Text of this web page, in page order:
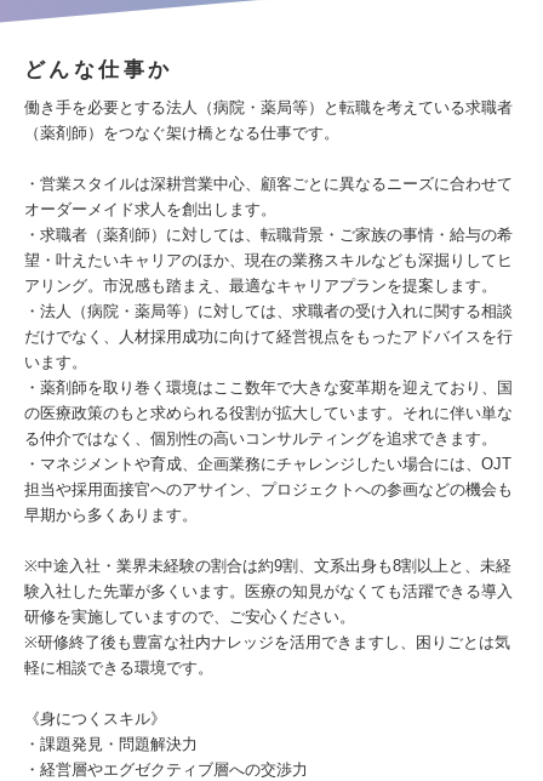
どんな仕事か
働き手を必要とする法人（病院・薬局等）と転職を考えている求職者
（薬剤師）をつなぐ架け橋となる仕事です。
・営業スタイルは深耕営業中心、顧客ごとに異なるニーズに合わせて
オーダーメイド求人を創出します。
・求職者（薬剤師）に対しては、転職背景・ご家族の事情・給与の希
望・叶えたいキャリアのほか、現在の業務スキルなども深掘りしてヒ
アリング。市況感も踏まえ、最適なキャリアプランを提案します。
・法人（病院・薬局等）に対しては、求職者の受け入れに関する相談
だけでなく、人材採用成功に向けて経営視点をもったアドバイスを行
います。
・薬剤師を取り巻く環境はここ数年で大きな変革期を迎えており、国
の医療政策のもと求められる役割が拡大しています。それに伴い単な
る仲介ではなく、個別性の高いコンサルティングを追求できます。
・マネジメントや育成、企画業務にチャレンジしたい場合には、OJT
担当や採用面接官へのアサイン、プロジェクトへの参画などの機会も
早期から多くあります。
※中途入社・業界未経験の割合は約9割、文系出身も8割以上と、未経
験入社した先輩が多くいます。医療の知見がなくても活躍できる導入
研修を実施していますので、ご安心ください。
※研修終了後も豊富な社内ナレッジを活用できますし、困りごとは気
軽に相談できる環境です。
《身につくスキル》
・課題発見・問題解決力
・経営層やエグゼクティブ層への交渉力